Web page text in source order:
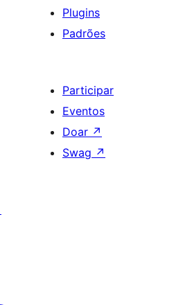
Plugins
Padrões
Participar
Eventos
Doar ↗
Swag ↗